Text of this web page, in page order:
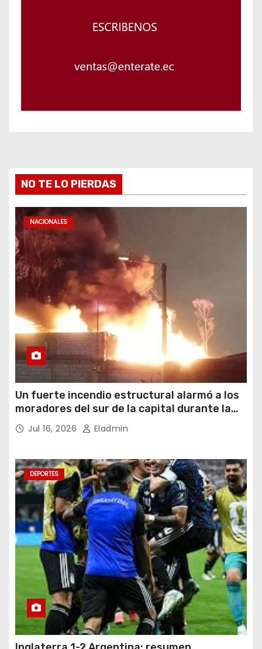
NO TE LO PIERDAS
NACIONALES
Un fuerte incendio estructural alarmó a los
moradores del sur de la capital durante la
noche del miércoles 15 de julio de 2026
Jul 16, 2026 Eladmin
DEPORTES